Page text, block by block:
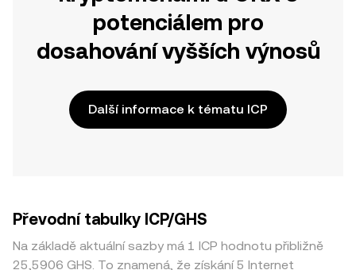
potenciálem pro
dosahování vyšších výnosů
Další informace k tématu ICP
Převodní tabulky ICP/GHS
Na základě aktuální sazby má 1 ICP hodnotu přibližně
25,5906 GHS. To znamená, že získání 5 Internet